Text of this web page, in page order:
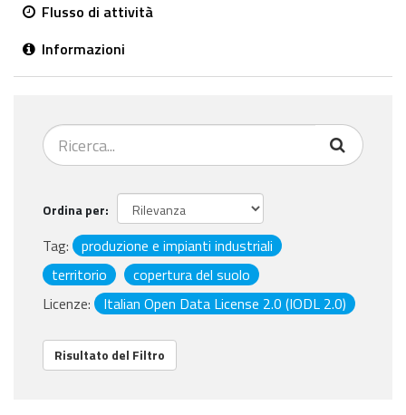
Flusso di attività
Informazioni
Ordina per
Tag:
produzione e impianti industriali
territorio
copertura del suolo
Licenze:
Italian Open Data License 2.0 (IODL 2.0)
Risultato del Filtro